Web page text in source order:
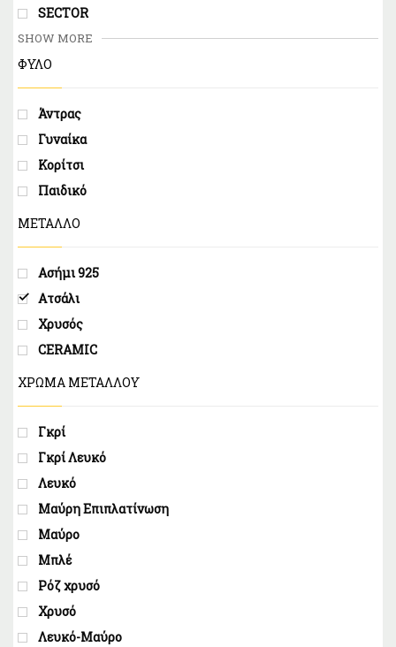
SECTOR
SHOW MORE
ΦΥΛΟ
Άντρας
Γυναίκα
Κορίτσι
Παιδικό
ΜΕΤΑΛΛΟ
Ασήμι 925
Ατσάλι
Χρυσός
CERAMIC
ΧΡΩΜΑ ΜΕΤΑΛΛΟΥ
Γκρί
Γκρί Λευκό
Λευκό
Μαύρη Επιπλατίνωση
Μαύρο
Μπλέ
Ρόζ χρυσό
Χρυσό
Λευκό-Μαύρο